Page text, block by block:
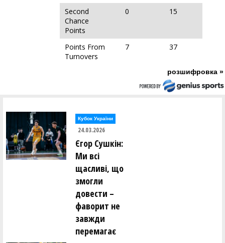
Second
Chance
Points
0 15
Points From
Turnovers
7 37
розшифровка »
Кубок України
24.03.2026
Єгор Сушкін:
Ми всі
щасливі, що
змогли
довести –
фаворит не
завжди
перемагає